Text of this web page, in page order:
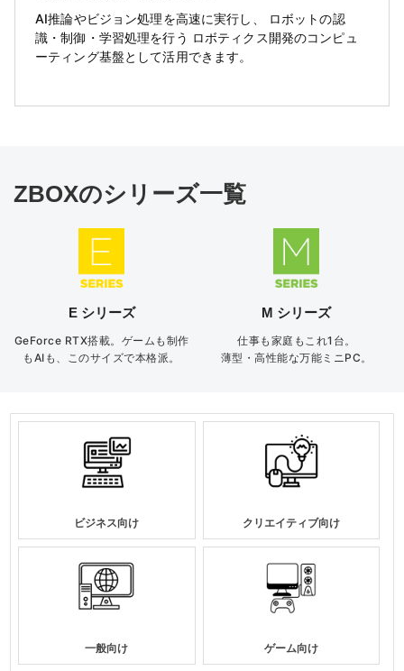
AI推論やビジョン処理を高速に実行し、 ロボットの認
識・制御・学習処理を行う ロボティクス開発のコンピュ
ーティング基盤として活用できます。
ZBOXのシリーズ一覧
E シリーズ
GeForce RTX搭載。ゲームも制作
もAIも、このサイズで本格派。
M シリーズ
仕事も家庭もこれ1台。
薄型・高性能な万能ミニPC。
ビジネス向け クリエイティブ向け
一般向け ゲーム向け